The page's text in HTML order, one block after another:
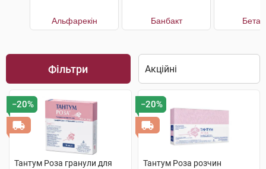
Альфарекін Банбакт
Фільтри
−20%
Тантум Роза гранули для
−20%
Тантум Роза розчин